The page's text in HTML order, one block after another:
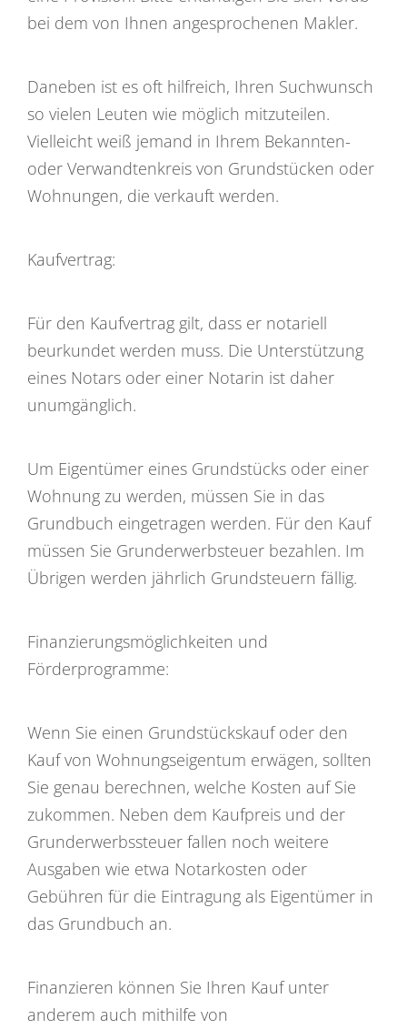
bei dem von Ihnen angesprochenen Makler.
Daneben ist es oft hilfreich, Ihren Suchwunsch
so vielen Leuten wie möglich mitzuteilen.
Vielleicht weiß jemand in Ihrem Bekannten-
oder Verwandtenkreis von Grundstücken oder
Wohnungen, die verkauft werden.
Kaufvertrag:
Für den Kaufvertrag gilt, dass er notariell
beurkundet werden muss. Die Unterstützung
eines Notars oder einer Notarin ist daher
unumgänglich.
Um Eigentümer eines Grundstücks oder einer
Wohnung zu werden, müssen Sie in das
Grundbuch eingetragen werden. Für den Kauf
müssen Sie Grunderwerbsteuer bezahlen. Im
Übrigen werden jährlich Grundsteuern fällig.
Finanzierungsmöglichkeiten und
Förderprogramme:
Wenn Sie einen Grundstückskauf oder den
Kauf von Wohnungseigentum erwägen, sollten
Sie genau berechnen, welche Kosten auf Sie
zukommen. Neben dem Kaufpreis und der
Grunderwerbssteuer fallen noch weitere
Ausgaben wie etwa Notarkosten oder
Gebühren für die Eintragung als Eigentümer in
das Grundbuch an.
Finanzieren können Sie Ihren Kauf unter
anderem auch mithilfe von